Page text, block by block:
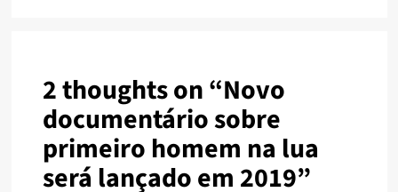
2 thoughts on “Novo
documentário sobre
primeiro homem na lua
será lançado em 2019”